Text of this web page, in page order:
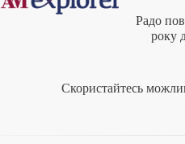
Радо
року
Скористайтесь